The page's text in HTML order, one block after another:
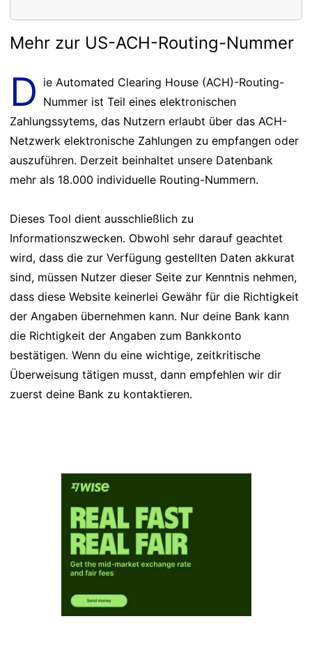
Mehr zur US-ACH-Routing-Nummer
D ie Automated Clearing House (ACH)-Routing-
Nummer ist Teil eines elektronischen
Zahlungssytems, das Nutzern erlaubt über das ACH-
Netzwerk elektronische Zahlungen zu empfangen oder
auszuführen. Derzeit beinhaltet unsere Datenbank
mehr als 18.000 individuelle Routing-Nummern.
Dieses Tool dient ausschließlich zu
Informationszwecken. Obwohl sehr darauf geachtet
wird, dass die zur Verfügung gestellten Daten akkurat
sind, müssen Nutzer dieser Seite zur Kenntnis nehmen,
dass diese Website keinerlei Gewähr für die Richtigkeit
der Angaben übernehmen kann. Nur deine Bank kann
die Richtigkeit der Angaben zum Bankkonto
bestätigen. Wenn du eine wichtige, zeitkritische
Überweisung tätigen musst, dann empfehlen wir dir
zuerst deine Bank zu kontaktieren.